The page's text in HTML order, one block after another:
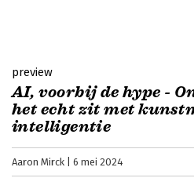
preview
AI, voorbij de hype -
het echt zit met
intelligentie
Aaron Mirck 6 mei 2024